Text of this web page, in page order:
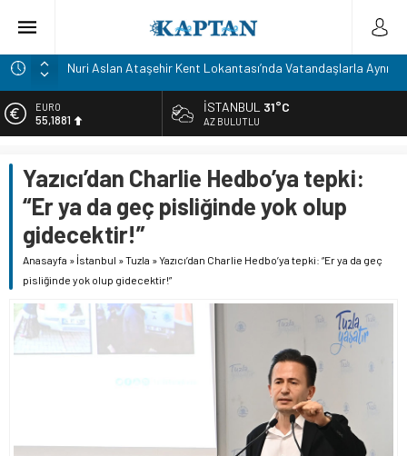
Nuri Aslan Ataşehir Kent Lokantası’nda Vatandaşlarla Aynı
Tekirdağ’da Trafik Kazası
Niyazi Güneri, siyasi mücadelelerini bundan sonra YENİ Parti
İtfaiyeciler Derneği Başkanı Bahadır Gökçe’ye Ziyaret
CHP’NİN HAFIZASI İSTİFA ETTİ
EURO
55,1881
BİST
13.779,39
DOLAR
47,7111
İSTANBUL 31°C
AZ BULUTLU
Yazıcı’dan Charlie Hedbo’ya tepki:
“Er ya da geç pisliğinde yok olup
gidecektir!”
Anasayfa » İstanbul »Tuzla »Yazıcı’dan Charlie Hedbo’ya tepki: “Er ya da geç
pisliğinde yok olup gidecektir!”